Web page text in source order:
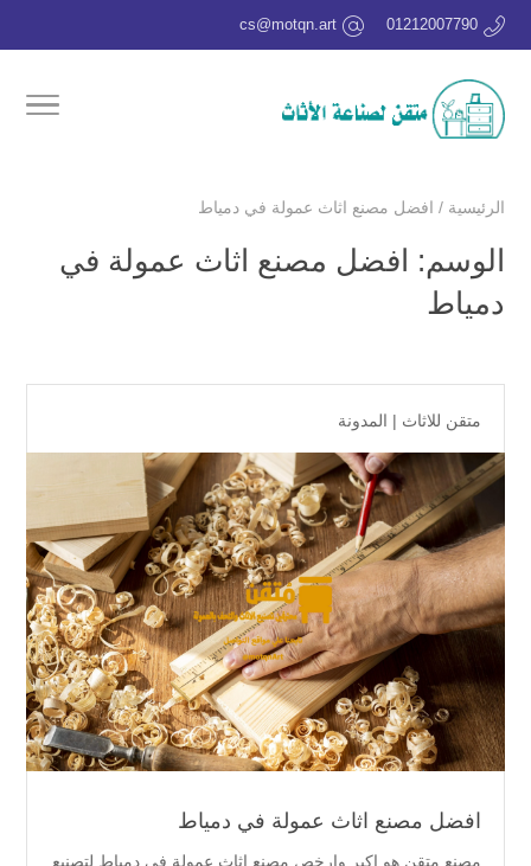
01212007790
cs@motqn.art
الرئيسية / افضل مصنع اثاث عمولة في دمياط
الوسم: افضل مصنع اثاث عمولة في
دمياط
متقن للاثاث | المدونة
افضل مصنع اثاث عمولة في دمياط
مصنع متقن هو اكبر وارخص مصنع اثاث عمولة في دمياط لتصنيع